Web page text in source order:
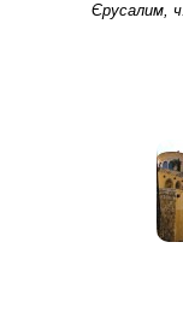
Єрусалим,